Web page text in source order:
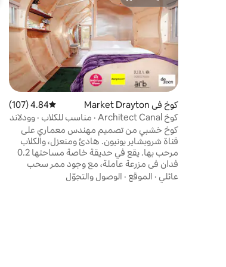
مضيف متميّز
كوخ في Market Drayton متوسط التقييم 4.84 من 5، 107 مراجعات
4.84 (107)
كوخ Architect Canal · مناسب للكلاب · وودلاند
كوخ خشبي من تصميم مهندس معماري على
قناة شروبشاير يونيون. هادئ ومنعزل، والكلاب
مرحب بها. يقع في حديقة خاصة مساحتها 0.2
فدان في مزرعة عاملة، مع وجود ممر سحب
للقناة في أسفل قطعة الأرض. يمكنك العثور على
عائلي · الموقع · الوصول والتجوّل